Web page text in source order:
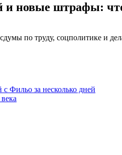
новые штрафы:
по труду, соцполитике и
с Фильо за несколько дней